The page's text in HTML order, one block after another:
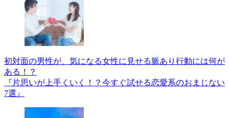
初対面の男性が、気になる女性に見せる脈あり行動には何が
ある！？
『片思いが上手くいく！？今すぐ試せる恋愛系のおまじない
7選』